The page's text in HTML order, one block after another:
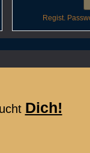
Regist.
Dich!